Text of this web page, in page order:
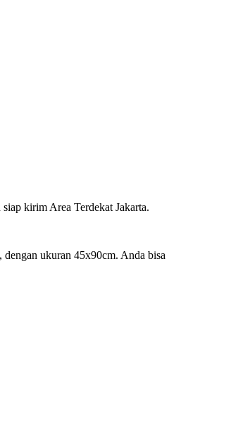
kirim Area Terdekat Jakarta.
dengan ukuran 45x90cm. Anda bisa